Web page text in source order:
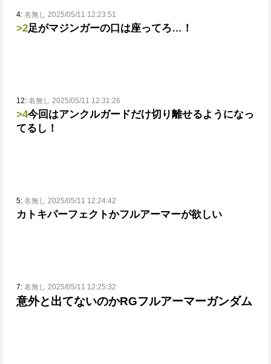
4: 名無し 2025/05/11 12:23:51
>2足がマジンガーの口は座ってろ…！
12: 名無し 2025/05/11 12:31:26
>4今回はアンクルガードだけ切り離せるようになっ
てるし！
5: 名無し 2025/05/11 12:24:42
カトキパーフェクトかフルアーマーが欲しい
7: 名無し 2025/05/11 12:25:32
意外と出てないのかRGフルアーマーガンダム